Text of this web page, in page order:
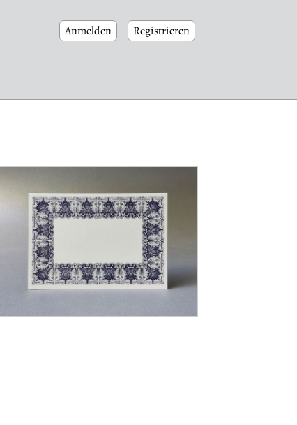
Anmelden Registrieren